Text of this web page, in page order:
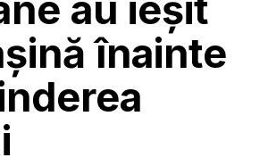
au ieșit
înainte